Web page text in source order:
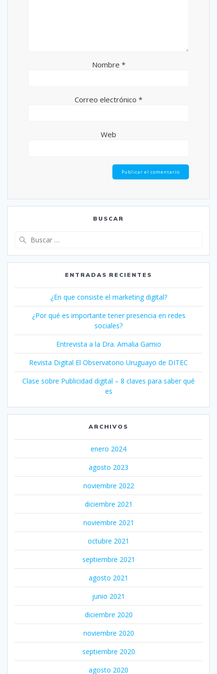
Nombre *
Correo electrónico *
Web
BUSCAR
ENTRADAS RECIENTES
¿En que consiste el marketing digital?
¿Por qué es importante tener presencia en redes
sociales?
Entrevista a la Dra. Amalia Gamio
Revista Digital El Observatorio Uruguayo de DITEC
Clase sobre Publicidad digital – 8 claves para saber qué
es
ARCHIVOS
enero 2024
agosto 2023
noviembre 2022
diciembre 2021
noviembre 2021
octubre 2021
septiembre 2021
agosto 2021
junio 2021
diciembre 2020
noviembre 2020
septiembre 2020
agosto 2020